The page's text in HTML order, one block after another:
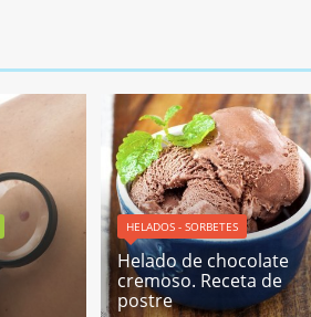
HELADOS - SORBETES
Helado de chocolate
cremoso. Receta de
postre